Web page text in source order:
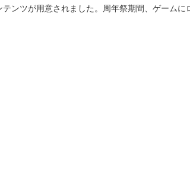
ンツが用意されました。周年祭期間、ゲーム